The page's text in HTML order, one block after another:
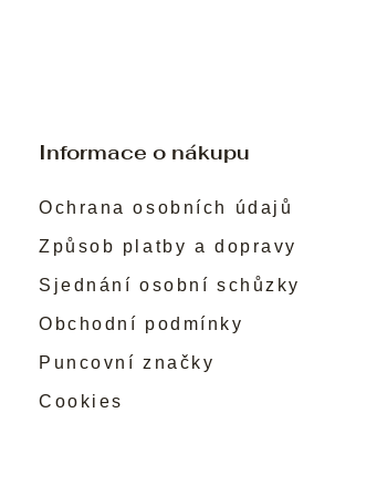
Informace o nákupu
Ochrana osobních údajů
Způsob platby a dopravy
Sjednání osobní schůzky
Obchodní podmínky
Puncovní značky
Cookies